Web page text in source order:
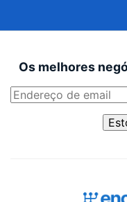
Os melhores